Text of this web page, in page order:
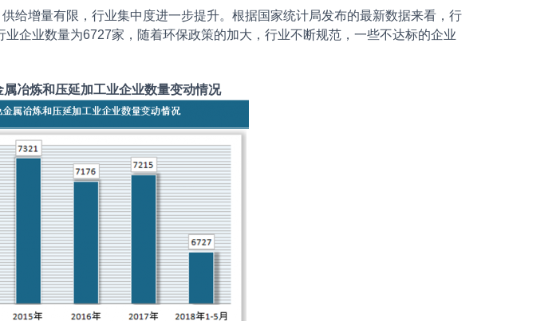
增量有限，行业集中度进一步提升。根据国家统计局发布的最新数据来看，行
企业数量为6727家，随着环保政策的加大，行业不断规范，一些不达标的企业
冶炼和压延加工业企业数量变动情况